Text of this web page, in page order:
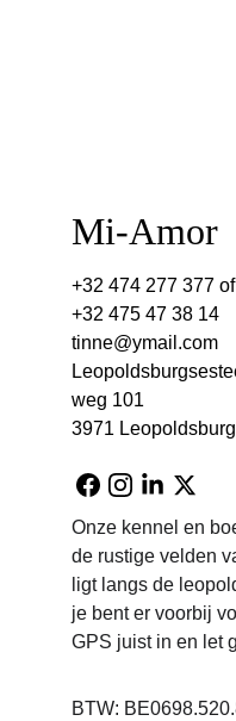
Mi-Amor
+32 474 277 377 of
+32 475 47 38 14
tinne@ymail.com
weg 101
3971 Leopoldsburg
Onze kennel en
de rustige velden
ligt langs de
je bent er voorbij
GPS juist in en let
BTW: